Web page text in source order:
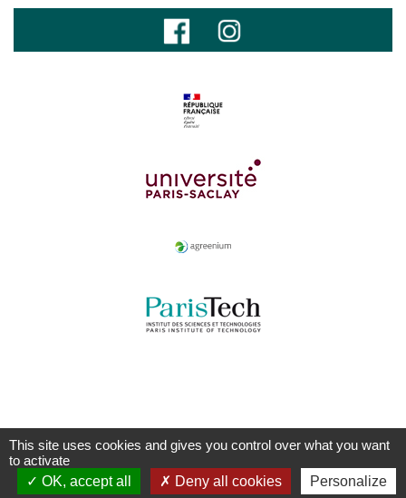
This site uses cookies and gives you control over what you want
to activate
OK, accept all
Deny all cookies Personalize